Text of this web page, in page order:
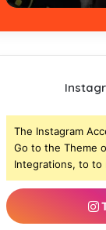
The Instagram
Go to the Theme
Integrations, to to